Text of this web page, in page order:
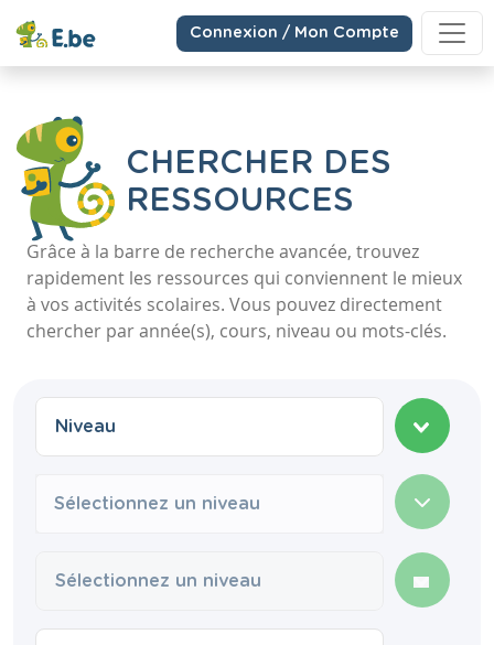
Connexion / Mon Compte
CHERCHER DES
RESSOURCES
Grâce à la barre de recherche avancée, trouvez
rapidement les ressources qui conviennent le mieux
à vos activités scolaires. Vous pouvez directement
chercher par année(s), cours, niveau ou mots-clés.
Sélectionnez un niveau